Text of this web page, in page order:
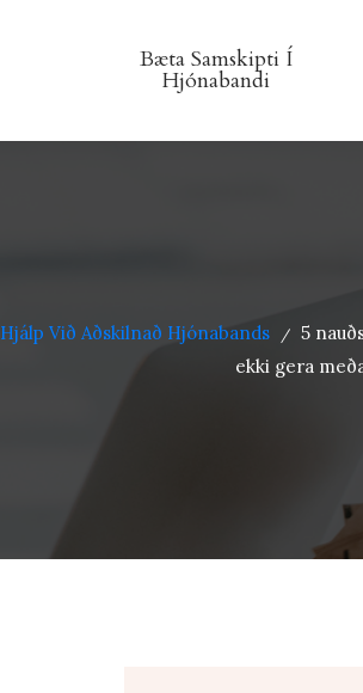
Bæta Samskipti Í
Hjónabandi
Hjálp Við Aðskilnað Hjónabands / 5
ekki gera